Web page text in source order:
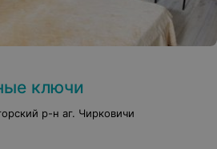
ключи
р-н аг. Чирковичи